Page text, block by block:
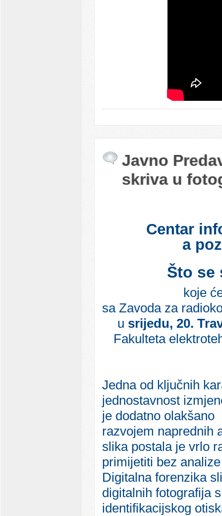
Javno
skriva u
Centar
a
Što se
koje
sa Zavoda za
u srijedu, 20.
Fakulteta
Jedna od ključnih
jednostavnost
je dodatno olakšano
razvojem naprednih
slika postala je vrlo
primijetiti bez
Digitalna forenzika
digitalnih fotografija
identifikacijskog